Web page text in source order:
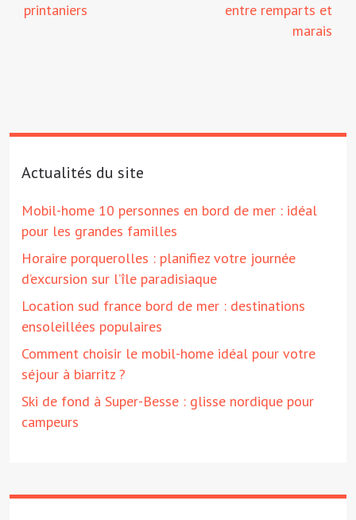
printaniers
entre remparts et
marais
Actualités du site
Mobil-home 10 personnes en bord de mer : idéal
pour les grandes familles
Horaire porquerolles : planifiez votre journée
d’excursion sur l’île paradisiaque
Location sud france bord de mer : destinations
ensoleillées populaires
Comment choisir le mobil-home idéal pour votre
séjour à biarritz ?
Ski de fond à Super-Besse : glisse nordique pour
campeurs